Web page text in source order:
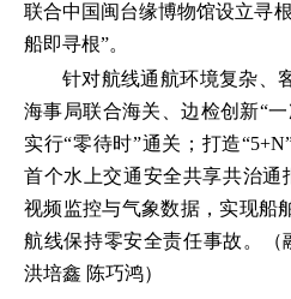
联合中国闽台缘博物馆设立寻
船即寻根”。
针对航线通航环境复杂、
海事局联合海关、边检创新“
实行“零待时”通关；打造
首个水上交通安全共享共治通
视频监控与气象数据，实现船
航线保持零安全责任事故。（
洪培鑫 陈巧鸿）